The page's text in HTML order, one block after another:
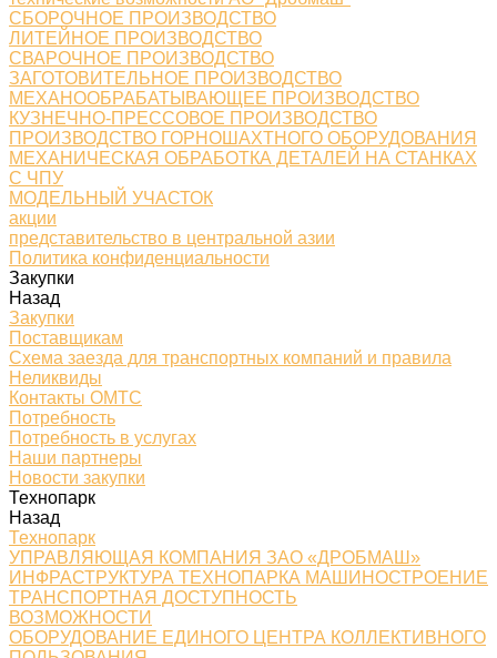
СБОРОЧНОЕ ПРОИЗВОДСТВО
ЛИТЕЙНОЕ ПРОИЗВОДСТВО
СВАРОЧНОЕ ПРОИЗВОДСТВО
ЗАГОТОВИТЕЛЬНОЕ ПРОИЗВОДСТВО
МЕХАНООБРАБАТЫВАЮЩЕЕ ПРОИЗВОДСТВО
КУЗНЕЧНО-ПРЕССОВОЕ ПРОИЗВОДСТВО
ПРОИЗВОДСТВО ГОРНОШАХТНОГО ОБОРУДОВАНИЯ
МЕХАНИЧЕСКАЯ ОБРАБОТКА ДЕТАЛЕЙ НА СТАНКАХ
С ЧПУ
МОДЕЛЬНЫЙ УЧАСТОК
акции
представительство в центральной азии
Политика конфиденциальности
Закупки
Назад
Закупки
Поставщикам
Схема заезда для транспортных компаний и правила
Неликвиды
Контакты ОМТС
Потребность
Потребность в услугах
Наши партнеры
Новости закупки
Технопарк
Назад
Технопарк
УПРАВЛЯЮЩАЯ КОМПАНИЯ ЗАО «ДРОБМАШ»
ИНФРАСТРУКТУРА ТЕХНОПАРКА МАШИНОСТРОЕНИЕ
ТРАНСПОРТНАЯ ДОСТУПНОСТЬ
ВОЗМОЖНОСТИ
ОБОРУДОВАНИЕ ЕДИНОГО ЦЕНТРА КОЛЛЕКТИВНОГО